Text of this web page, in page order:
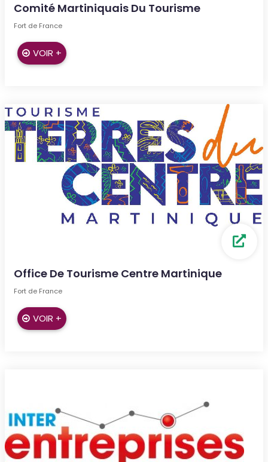
Comité Martiniquais Du Tourisme
Fort de France
VOIR +
Office De Tourisme Centre Martinique
Fort de France
VOIR +